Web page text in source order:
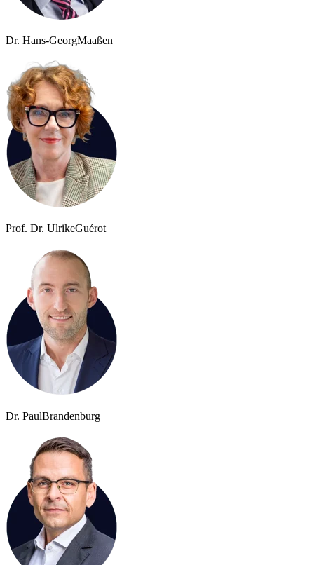
Dr. Hans-GeorgMaaßen
Prof. Dr. UlrikeGuérot
Dr. PaulBrandenburg